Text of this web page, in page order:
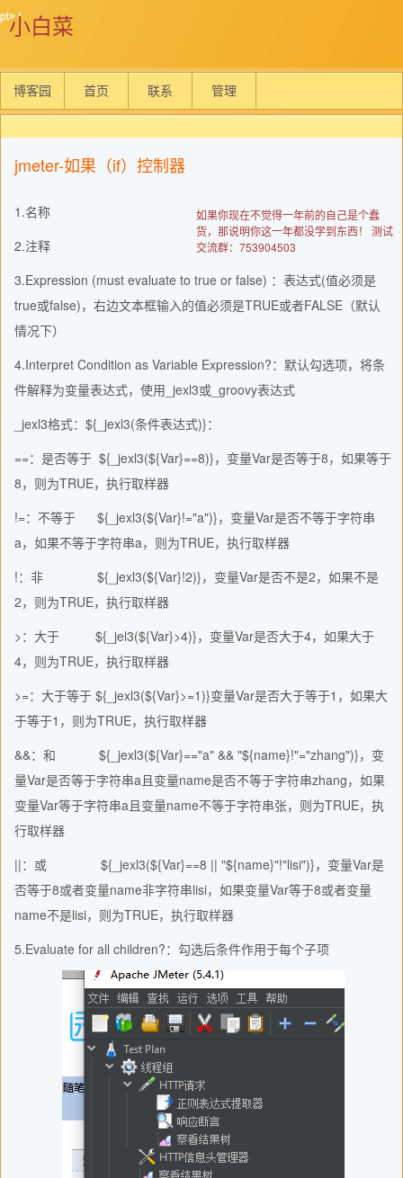
小白菜
如果你现在不觉得一年前的自己是个蠢
货，那说明你这一年都没学到东西！ 测试
交流群：753904503
博客园 首页 联系 管理
jmeter-如果（if）控制器
1.名称
2.注释
3.Expression (must evaluate to true or false) ：表达式(值必须是
true或false)，右边文本框输入的值必须是TRUE或者FALSE（默认
情况下）
4.Interpret Condition as Variable Expression?：默认勾选项，将条
件解释为变量表达式，使用_jexl3或_groovy表达式
_jexl3格式：${_jexl3(条件表达式)}：
==：是否等于 ${_jexl3(${Var}==8)}，变量Var是否等于8，如果等于
8，则为TRUE，执行取样器
!=：不等于 ${_jexl3(${Var}!="a")}，变量Var是否不等于字符串
a，如果不等于字符串a，则为TRUE，执行取样器
!：非 ${_jexl3(${Var}!2)}，变量Var是否不是2，如果不是
2，则为TRUE，执行取样器
>：大于 ${_jel3(${Var}>4)}，变量Var是否大于4，如果大于
4，则为TRUE，执行取样器
>=：大于等于 ${_jexl3(${Var}>=1)}变量Var是否大于等于1，如果大
于等于1，则为TRUE，执行取样器
&&：和 ${_jexl3(${Var}=="a" && "${name}!"="zhang")}，变
量Var是否等于字符串a且变量name是否不等于字符串zhang，如果
变量Var等于字符串a且变量name不等于字符串张，则为TRUE，执
行取样器
||：或 ${_jexl3(${Var}==8 || "${name}"!"lisi")}，变量Var是
否等于8或者变量name非字符串lisi，如果变量Var等于8或者变量
name不是lisi，则为TRUE，执行取样器
5.Evaluate for all children?：勾选后条件作用于每个子项